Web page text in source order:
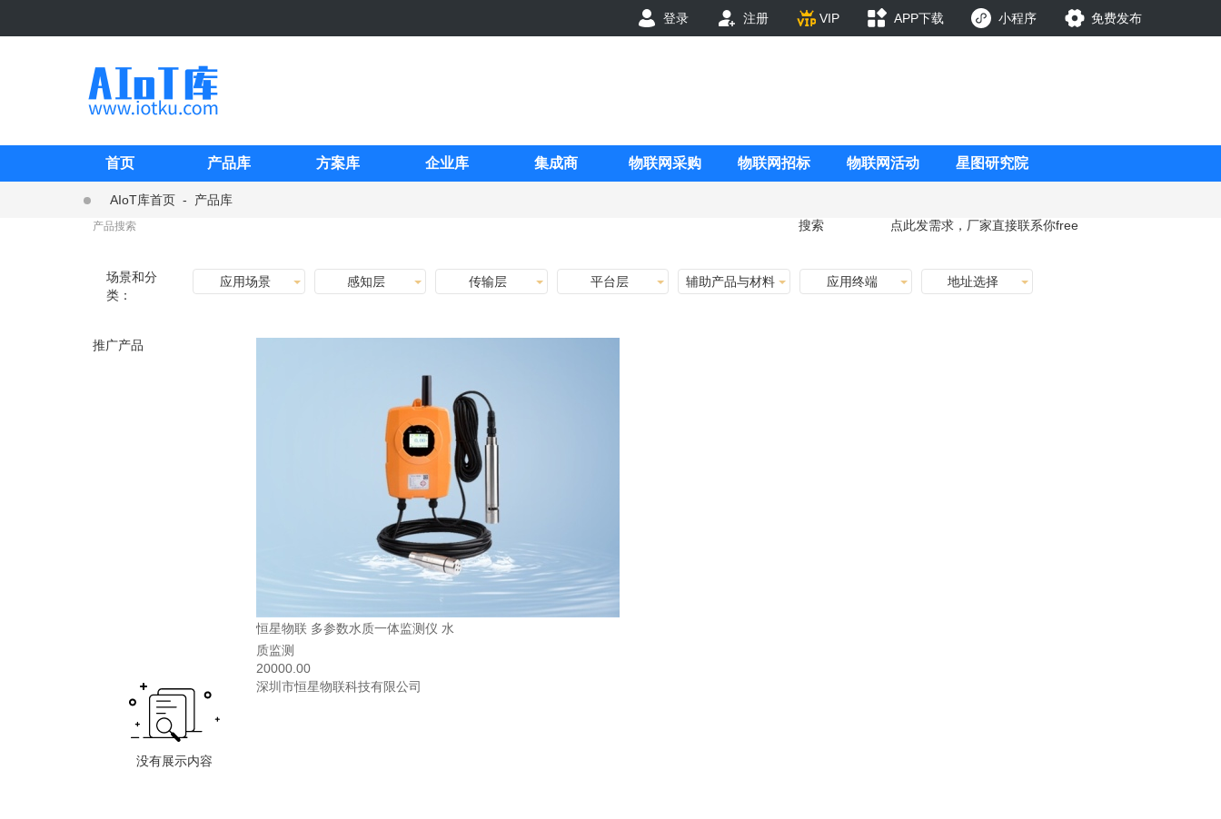
登录 注册 VIP APP下载 小程序 免费发布
首页 产品库 方案库 企业库 集成商 物联网采购 物联网招标 物联网活动 星图研究院
AIoT库首页 -
产品库
搜索
点此发需求，厂家直接联系你free
场景和分
类：
应用场景 感知层 传输层 平台层 辅助产品与材料 应用终端 地址选择
推广产品
恒星物联 多参数水质一体监测仪 水
质监测
20000.00
深圳市恒星物联科技有限公司